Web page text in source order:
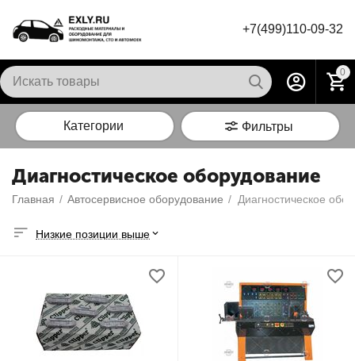
+7(499)110-09-32
0
Категории Фильтры
Диагностическое оборудование
Главная / Автосервисное оборудование / Диагностическое
Низкие позиции выше